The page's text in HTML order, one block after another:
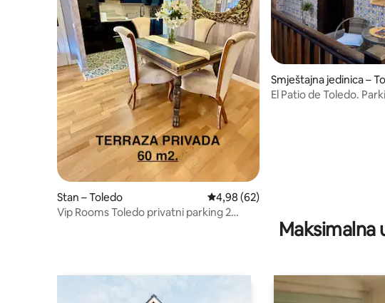
Stan – Toledo Prosječna ocjena: 4,98/5, recenzija:
4,98 (62)
Vip Rooms Toledo privatni parking 2
Smještajna jedinica –
o
El Patio de Toledo.